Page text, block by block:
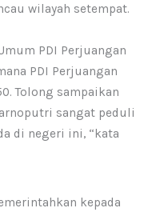
wilayah setempat.
PDI Perjuangan
PDI Perjuangan
Tolong sampaikan
sangat peduli
di negeri ini, “kata
kepada